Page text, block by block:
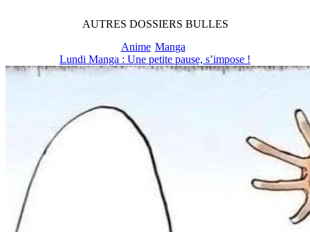
AUTRES DOSSIERS BULLES
Anime Manga
Lundi Manga : Une petite pause, s’impose !